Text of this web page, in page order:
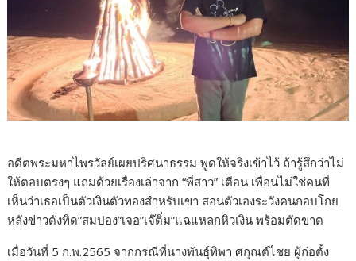
อดีตพระมหาไพรวัลย์เผยปริศนาธรรม พูดให้จริงเข้าไว้ ถ้ารู้สึกว่าไม่
ให้ตอบตรงๆ แถมด้วยเรื่องเล่าจาก “พี่สาว” เตือน เพื่อนไม่ใช่คนที่
เห็นว่าเธอเป็นตัวเงินตัวทองสำหรับเขา สอนตัวเองระวังคนกอบโกย
หลังข่าวดังทิด”สมปอง”เจอ”เจ๊ติ๋ม”แฉแหลกหิวเงิน พร้อมตัดขาด
เมื่อวันที่ 5 ก.พ.2565 จากกรณีที่นางพันธุ์ทิพา ศกุณต์ไชย ผู้ก่อตั้ง